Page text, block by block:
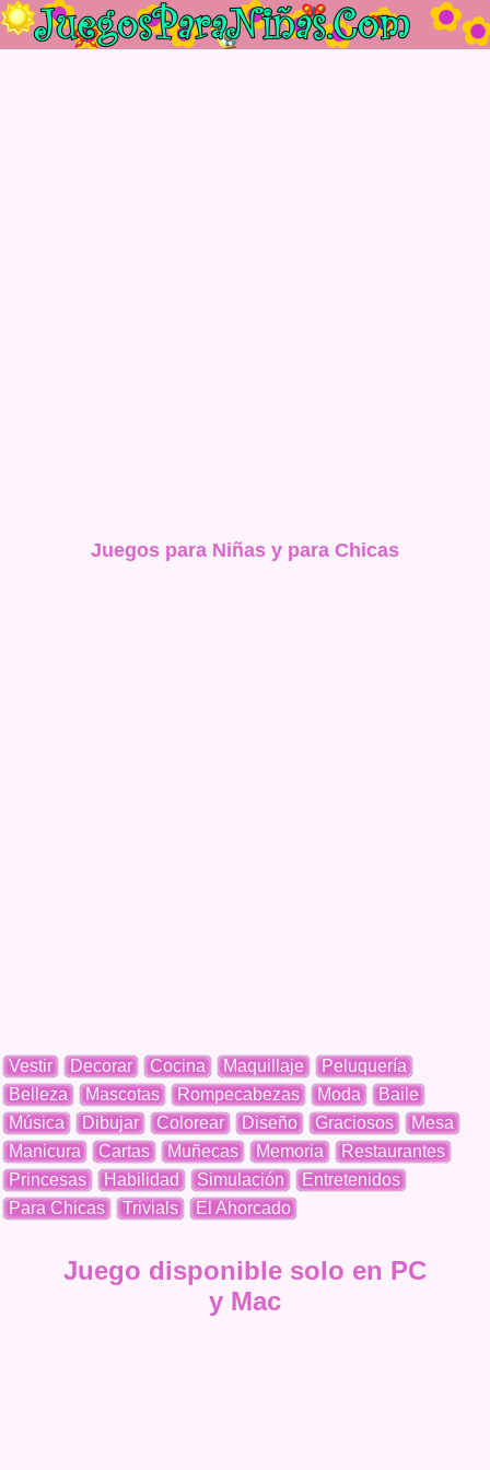
Juegos para Niñas y para Chicas
Vestir Decorar Cocina Maquillaje
Peluquería
Belleza
Mascotas Rompecabezas Moda
Baile
Música
Dibujar Colorear Diseño Graciosos
Mesa
Manicura
Cartas Muñecas Memoria
Restaurantes
Princesas
Habilidad Simulación
Entretenidos
Para Chicas
Trivials El Ahorcado
Juego disponible solo en PC
y Mac